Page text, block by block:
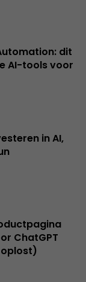
dit
AI-tools voor
in AI,
ChatGPT
oplost)